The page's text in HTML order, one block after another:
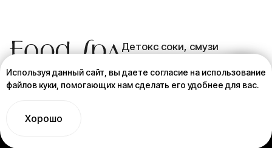
Используя данный сайт, вы даете согласие на использование
файлов куки, помогающих нам сделать его удобнее для вас.
Хорошо